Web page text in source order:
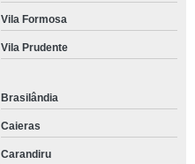
Vila Formosa
Vila Prudente
Brasilândia
Caieras
Carandiru